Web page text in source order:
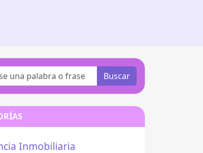
Buscar
Inmobiliaria